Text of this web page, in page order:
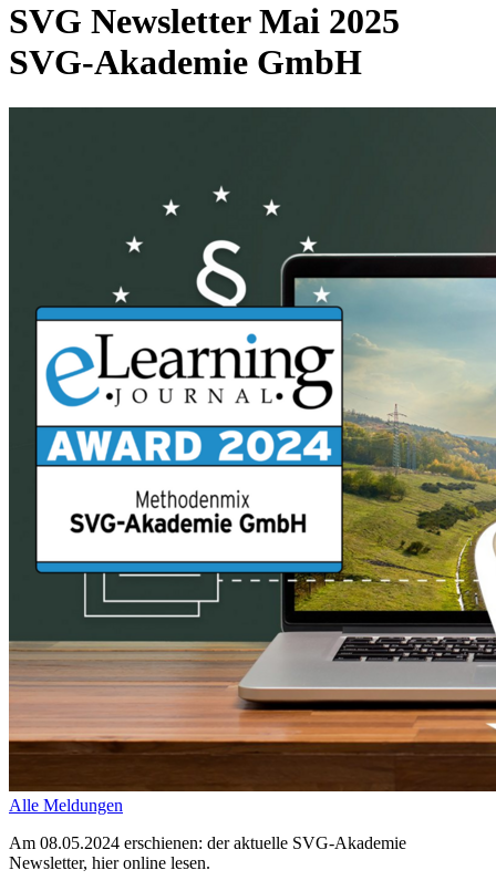
SVG Newsletter Mai 2025
SVG-Akademie GmbH
Alle Meldungen
Am 08.05.2024 erschienen: der aktuelle SVG-Akademie
Newsletter, hier online lesen.